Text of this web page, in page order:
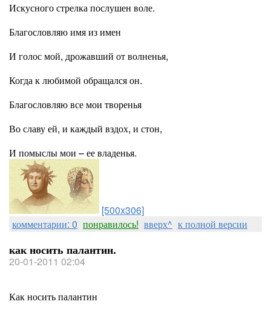
Искусного стрелка послушен воле.
Благословляю имя из имен
И голос мой, дрожавший от волненья,
Когда к любимой обращался он.
Благословляю все мои творенья
Во славу ей, и каждый вздох, и стон,
И помыслы мои – ее владенья.
[500x306]
комментарии: 0 понравилось! вверх^ к полной версии
как носить палантин.
20-01-2011 02:04
Как носить палантин